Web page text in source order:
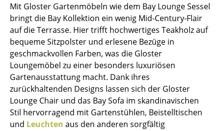
Spiegel
Figuren & Miniaturen
Vasen
Tabletts
Büroutensilien
Aufbewahrungsboxen
Mit Gloster Gartenmöbeln wie dem Bay Lounge Sessel
bringt die Bay Kollektion ein wenig Mid-Century-Flair
auf die Terrasse. Hier trifft hochwertiges Teakholz auf
bequeme Sitzpolster und erlesene Bezüge in
geschmackvollen Farben, was die Gloster
Loungemöbel zu einer besonders luxuriösen
Gartenausstattung macht. Dank ihres
zurückhaltenden Designs lassen sich der Gloster
Lounge Chair und das Bay Sofa im skandinavischen
Stil hervorragend mit Gartenstühlen, Beistelltischen
und Leuchten aus den anderen sorgfältig